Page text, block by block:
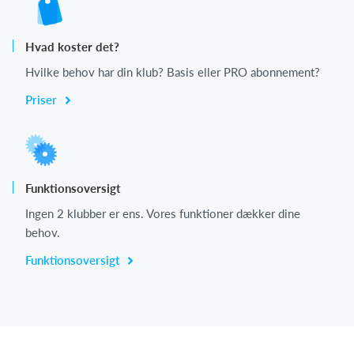
Hvad koster det?
Hvilke behov har din klub? Basis eller PRO abonnement?
Priser
Funktionsoversigt
Ingen 2 klubber er ens. Vores funktioner dækker dine
behov.
Funktionsoversigt